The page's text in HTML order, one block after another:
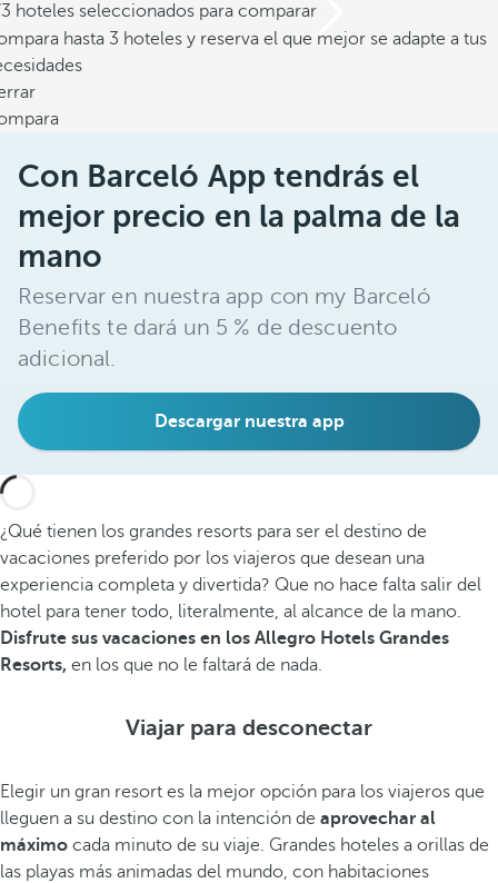
hoteles seleccionados para comparar
hasta 3 hoteles y reserva el que mejor se adapte a tus
Con Barceló App tendrás el
mejor precio en la palma de la
mano
Reservar en nuestra app con my Barceló
Benefits te dará un 5 % de descuento
adicional.
Descargar nuestra app
¿Qué tienen los grandes resorts para ser el destino de
vacaciones preferido por los viajeros que desean una
experiencia completa y divertida? Que no hace falta salir del
hotel para tener todo, literalmente, al alcance de la mano.
Disfrute sus vacaciones en los Allegro Hotels Grandes
Resorts, en los que no le faltará de nada.
Viajar para desconectar
Elegir un gran resort es la mejor opción para los viajeros que
lleguen a su destino con la intención de aprovechar al
máximo cada minuto de su viaje. Grandes hoteles a orillas de
las playas más animadas del mundo, con habitaciones